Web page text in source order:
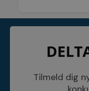
NETSALG EL & VVS APS
Søndergårdsvej 44
DanmarkTilmeld dig